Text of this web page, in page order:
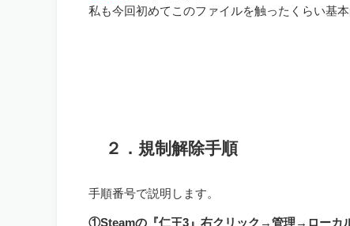
私も今回初めてこのファイルを触ったくらい基
２．規制解除手順
手順番号で説明します。
①Steamの『仁王3』右クリック→管理→ローカ